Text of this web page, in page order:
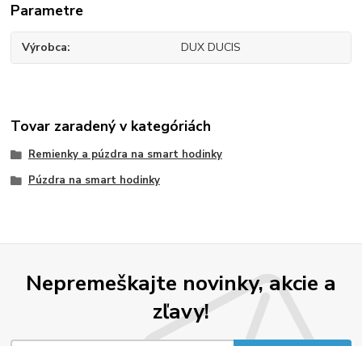
Parametre
Výrobca DUX DUCIS
Tovar zaradený v kategóriách
Remienky a púzdra na smart hodinky
Púzdra na smart hodinky
Nepremeškajte novinky, akcie a
zľavy!